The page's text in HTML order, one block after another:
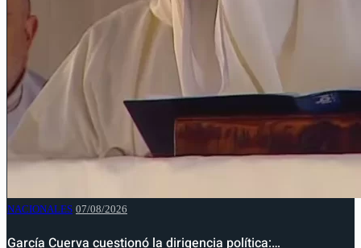
NACIONALES 07/08/2026
García Cuerva cuestionó la dirigencia política:…